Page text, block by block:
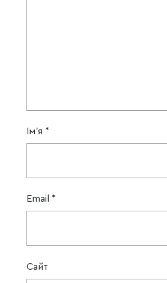
Ім'я *
Email *
Сайт